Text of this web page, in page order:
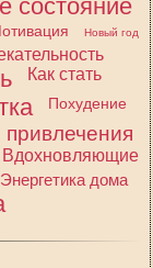
состояние
Новый год
Как стать
Похудение
привлечения
Вдохновляющие
Энергетика дома